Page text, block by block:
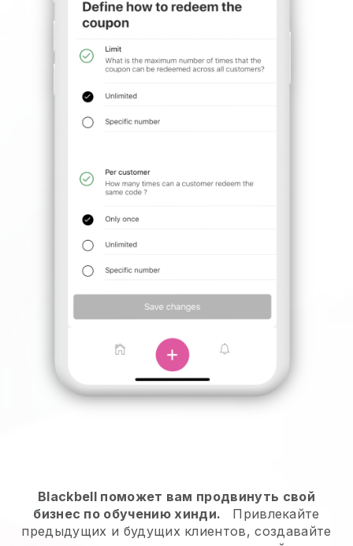
Blackbell поможет вам продвинуть свой
бизнес по обучению хинди.
Привлекайте
предыдущих и будущих клиентов, создавайте